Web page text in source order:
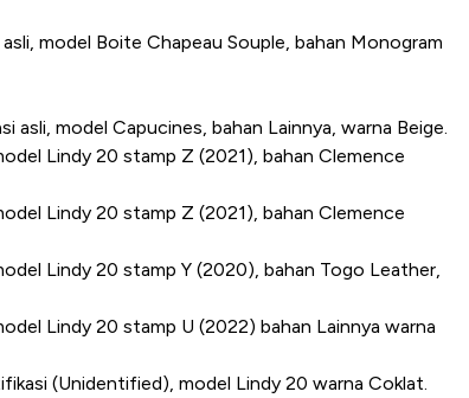
model Boite Chapeau Souple, bahan Monogram
model Capucines, bahan Lainnya, warna Beige.
Lindy 20 stamp Z (2021), bahan Clemence
Lindy 20 stamp Z (2021), bahan Clemence
Lindy 20 stamp Y (2020), bahan Togo Leather,
Lindy 20 stamp U (2022) bahan Lainnya warna
(Unidentified), model Lindy 20 warna Coklat.